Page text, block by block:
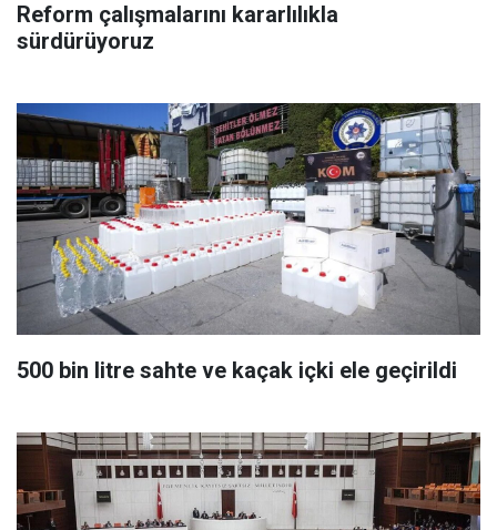
Reform çalışmalarını kararlılıkla
sürdürüyoruz
500 bin litre sahte ve kaçak içki ele geçirildi